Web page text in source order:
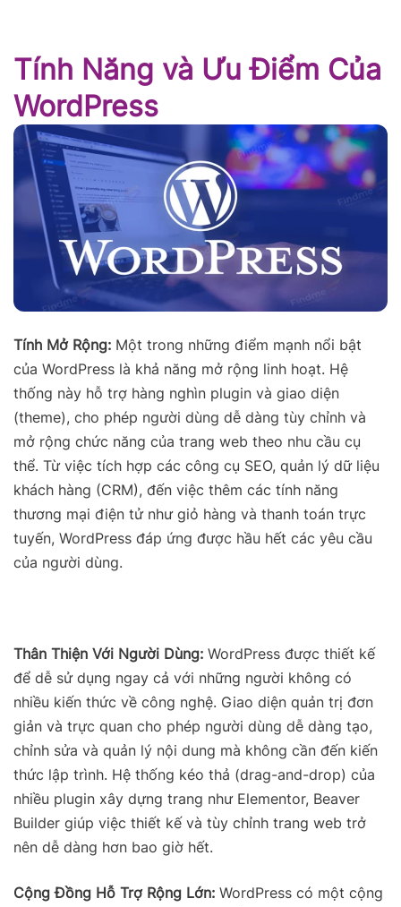
Tính Năng và Ưu Điểm Của
WordPress
Tính Mở Rộng: Một trong những điểm mạnh nổi bật
của WordPress là khả năng mở rộng linh hoạt. Hệ
thống này hỗ trợ hàng nghìn plugin và giao diện
(theme), cho phép người dùng dễ dàng tùy chỉnh và
mở rộng chức năng của trang web theo nhu cầu cụ
thể. Từ việc tích hợp các công cụ SEO, quản lý dữ liệu
khách hàng (CRM), đến việc thêm các tính năng
thương mại điện tử như giỏ hàng và thanh toán trực
tuyến, WordPress đáp ứng được hầu hết các yêu cầu
của người dùng.
Thân Thiện Với Người Dùng: WordPress được thiết kế
để dễ sử dụng ngay cả với những người không có
nhiều kiến thức về công nghệ. Giao diện quản trị đơn
giản và trực quan cho phép người dùng dễ dàng tạo,
chỉnh sửa và quản lý nội dung mà không cần đến kiến
thức lập trình. Hệ thống kéo thả (drag-and-drop) của
nhiều plugin xây dựng trang như Elementor, Beaver
Builder giúp việc thiết kế và tùy chỉnh trang web trở
nên dễ dàng hơn bao giờ hết.
Cộng Đồng Hỗ Trợ Rộng Lớn: WordPress có một cộng